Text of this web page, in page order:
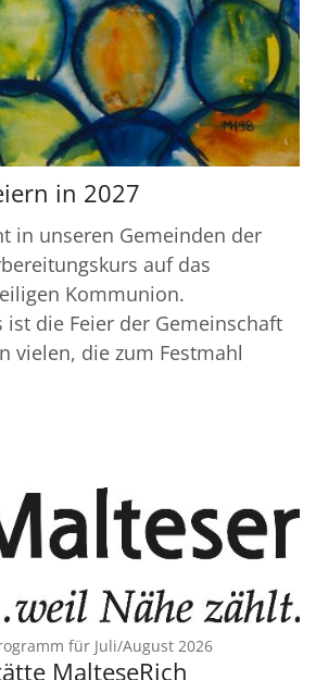
in 2027
in unseren Gemeinden der
auf das
Kommunion.
die Feier der Gemeinschaft
vielen, die zum Festmahl
für Juli/August 2026:
MalteseRich